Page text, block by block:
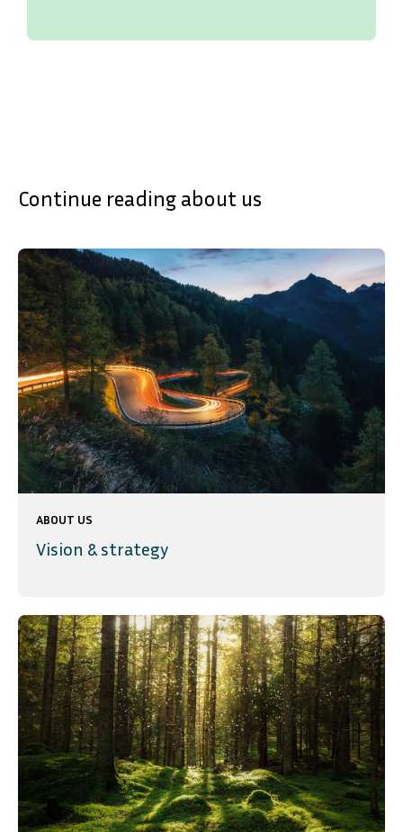
SVENSKA DEUTSCH
Continue reading about us
ABOUT US
Vision & strategy